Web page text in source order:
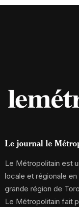
Le journal le
Le Métropolitain est
locale et régionale
grande région de
Le Métropolitain fait